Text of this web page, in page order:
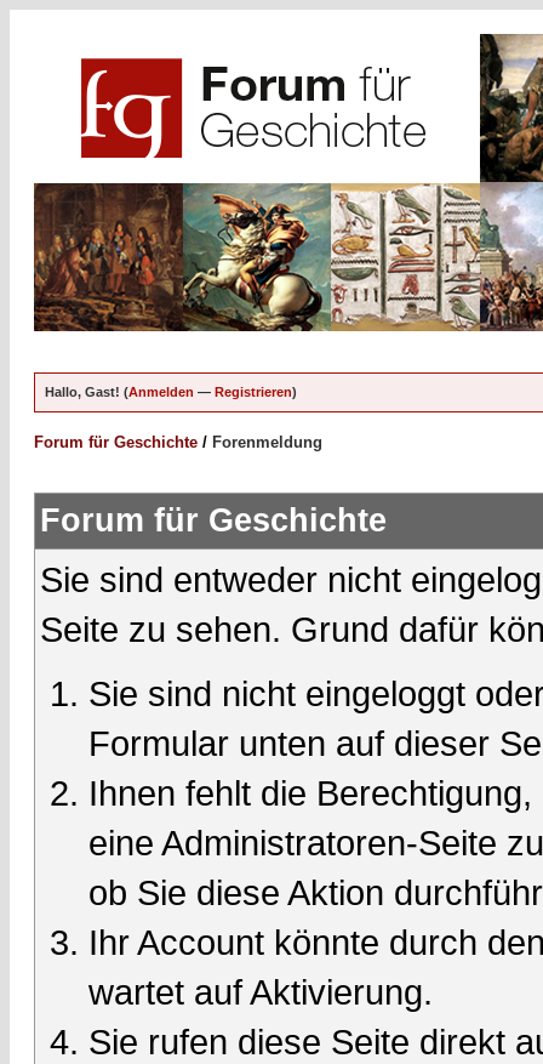
Hallo, Gast! (Anmelden — Registrieren)
Forum für Geschichte / Forenmeldung
Forum für Geschichte
Sie sind entweder nicht
Seite zu sehen. Grund dafür
Sie sind nicht eingeloggt
Formular unten auf dieser
Ihnen fehlt die
eine Administratoren-Seite
ob Sie diese Aktion
Ihr Account könnte durch
wartet auf Aktivierung.
Sie rufen diese Seite direkt